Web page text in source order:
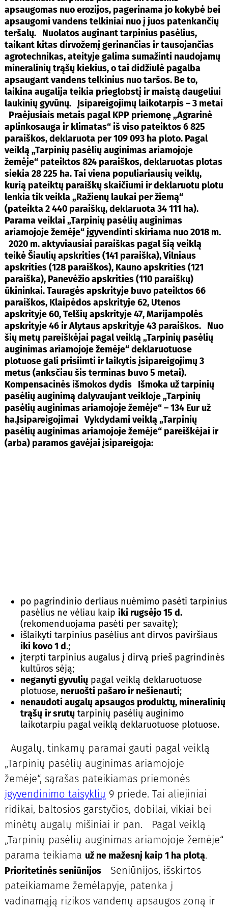
apsaugomas nuo erozijos, pagerinama jo kokybė bei
apsaugomi vandens telkiniai nuo į juos patenkančių
teršalų. Nuolatos auginant tarpinius pasėlius,
taikant kitas dirvožemį gerinančias ir tausojančias
agrotechnikas, ateityje galima sumažinti naudojamų
mineralinių trąšų kiekius, o tai didžiulė pagalba
apsaugant vandens telkinius nuo taršos. Be to,
laikina augalija teikia prieglobstį ir maistą daugeliui
laukinių gyvūnų. Įsipareigojimų laikotarpis – 3 metai
Praėjusiais metais pagal KPP priemonę „Agrarinė
aplinkosauga ir klimatas“ iš viso pateiktos 6 825
paraiškos, deklaruota per 109 093 ha ploto. Pagal
veiklą „Tarpinių pasėlių auginimas ariamojoje
žemėje“ pateiktos 824 paraiškos, deklaruotas plotas
siekia 28 225 ha. Tai viena populiariausių veiklų,
kurią pateiktų paraiškų skaičiumi ir deklaruotu plotu
lenkia tik veikla „Ražienų laukai per žiemą“
(pateikta 2 440 paraiškų, deklaruota 34 111 ha).
Parama veiklai „Tarpinių pasėlių auginimas
ariamojoje žemėje“ įgyvendinti skiriama nuo 2018 m.
2020 m. aktyviausiai paraiškas pagal šią veiklą
teikė Šiaulių apskrities (141 paraiška), Vilniaus
apskrities (128 paraiškos), Kauno apskrities (121
paraiška), Panevėžio apskrities (110 paraiškų)
ūkininkai. Tauragės apskrityje buvo pateiktos 66
paraiškos, Klaipėdos apskrityje 62, Utenos
apskrityje 60, Telšių apskrityje 47, Marijampolės
apskrityje 46 ir Alytaus apskrityje 43 paraiškos. Nuo
šių metų pareiškėjai pagal veiklą „Tarpinių pasėlių
auginimas ariamojoje žemėje“ deklaruotuose
plotuose gali prisiimti ir laikytis įsipareigojimų 3
metus (anksčiau šis terminas buvo 5 metai).
Kompensacinės išmokos dydisIšmoka už tarpinių
pasėlių auginimą dalyvaujant veikloje „Tarpinių
pasėlių auginimas ariamojoje žemėje“ –134 Eur už
ha.ĮsipareigojimaiVykdydami veiklą „Tarpinių
pasėlių auginimas ariamojoje žemėje“ pareiškėjai ir
(arba) paramos gavėjai įsipareigoja:
po pagrindinio derliaus nuėmimo pasėti tarpinius
pasėlius ne vėliau kaip iki rugsėjo 15 d.
(rekomenduojama pasėti per savaitę);
išlaikyti tarpinius pasėlius ant dirvos paviršiaus
iki kovo 1 d.;
įterpti tarpinius augalus į dirvą prieš pagrindinės
kultūros sėją;
neganyti gyvulių pagal veiklą deklaruotuose
plotuose, neruošti pašaro ir nešienauti;
nenaudoti augalų apsaugos produktų, mineralinių
trąšų ir srutų tarpinių pasėlių auginimo
laikotarpiu pagal veiklą deklaruotuose plotuose.
Augalų, tinkamų paramai gauti pagal veiklą
„Tarpinių pasėlių auginimas ariamojoje
žemėje“, sąrašas pateikiamas priemonės
įgyvendinimo taisyklių 9 priede. Tai aliejiniai
ridikai, baltosios garstyčios, dobilai, vikiai bei
minėtų augalų mišiniai ir pan. Pagal veiklą
„Tarpinių pasėlių auginimas ariamojoje žemėje“
parama teikiama už ne mažesnį kaip 1 ha plotą.
Prioritetinės seniūnijosSeniūnijos, išskirtos
pateikiamame žemėlapyje, patenka į
vadinamąją rizikos vandenų apsaugos zoną ir